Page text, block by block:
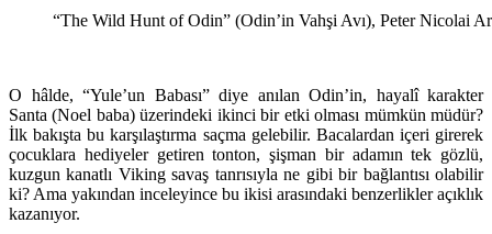
“The Wild Hunt of Odin” (Odin’in Vahşi Avı), Peter Nicolai
O hâlde, “Yule’un Babası” diye anılan Odin’in, hayalî karakter
Santa (Noel baba) üzerindeki ikinci bir etki olması mümkün müdür?
İlk bakışta bu karşılaştırma saçma gelebilir. Bacalardan içeri girerek
çocuklara hediyeler getiren tonton, şişman bir adamın tek gözlü,
kuzgun kanatlı Viking savaş tanrısıyla ne gibi bir bağlantısı olabilir
ki? Ama yakından inceleyince bu ikisi arasındaki benzerlikler açıklık
kazanıyor.